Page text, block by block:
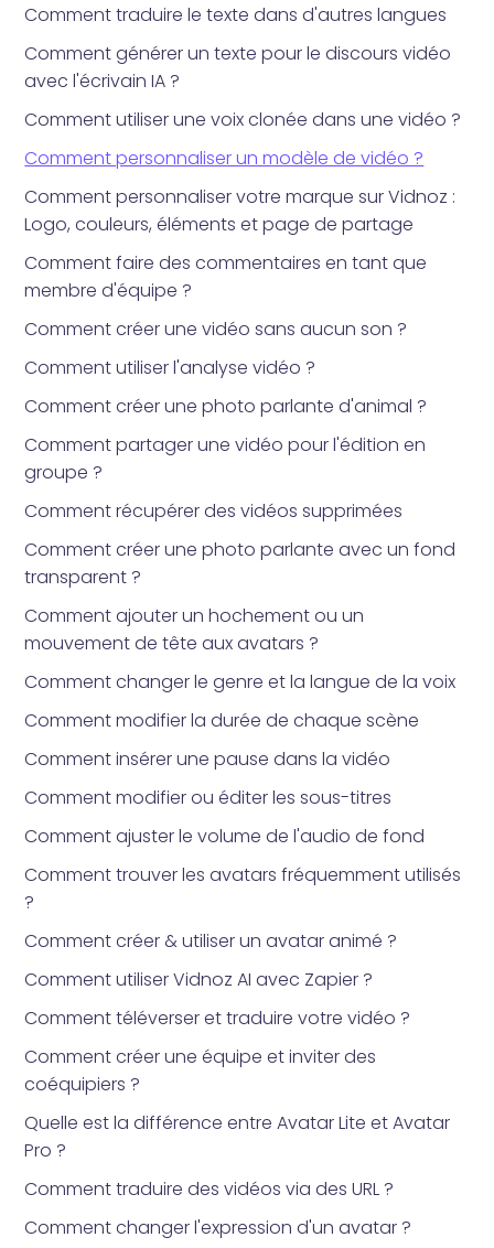
Comment traduire le texte dans d'autres langues
Comment générer un texte pour le discours vidéo
avec l'écrivain IA ?
Comment utiliser une voix clonée dans une vidéo ?
Comment personnaliser un modèle de vidéo ?
Comment personnaliser votre marque sur Vidnoz :
Logo, couleurs, éléments et page de partage
Comment faire des commentaires en tant que
membre d'équipe ?
Comment créer une vidéo sans aucun son ?
Comment utiliser l'analyse vidéo ?
Comment créer une photo parlante d'animal ?
Comment partager une vidéo pour l'édition en
groupe ?
Comment récupérer des vidéos supprimées
Comment créer une photo parlante avec un fond
transparent ?
Comment ajouter un hochement ou un
mouvement de tête aux avatars ?
Comment changer le genre et la langue de la voix
Comment modifier la durée de chaque scène
Comment insérer une pause dans la vidéo
Comment modifier ou éditer les sous-titres
Comment ajuster le volume de l'audio de fond
Comment trouver les avatars fréquemment utilisés
?
Comment créer & utiliser un avatar animé ?
Comment utiliser Vidnoz AI avec Zapier ?
Comment téléverser et traduire votre vidéo ?
Comment créer une équipe et inviter des
coéquipiers ?
Quelle est la différence entre Avatar Lite et Avatar
Pro ?
Comment traduire des vidéos via des URL ?
Comment changer l'expression d'un avatar ?